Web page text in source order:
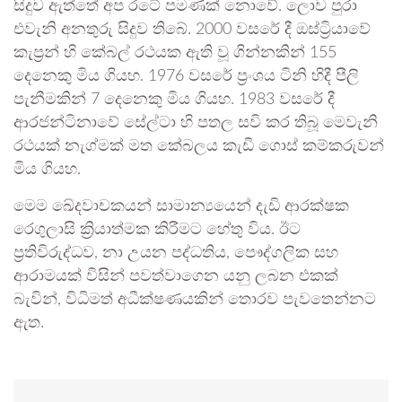
සිදුව ඇත්තේ අප රටේ පමණක් නොවේ. ලොව පුරා
එවැනි අනතුරු සිදුව තිබේ. 2000 වසරේ දී ඔස්ට්‍රියාවේ
කැප්‍රන් හි කේබල් රථයක ඇති වූ ගින්නකින් 155
දෙනෙකු මිය ගියහ. 1976 වසරේ ප්‍රංශය ටිනි හිදී පීලි
පැනීමකින් 7 දෙනෙකු මිය ගියහ. 1983 වසරේ දී
ආරජන්ටිනාවේ සේල්ටා හි පතල සවි කර තිබූ මෙවැනි
රථයක් නැග්මක් මත කේබලය කැඩී ගොස් කම්කරුවන්
මිය ගියහ.
මෙම ඛේදවාචකයන් සාමාන්‍යයෙන් දැඩි ආරක්ෂක
රෙගුලාසි ක්‍රියාත්මක කිරීමට හේතු විය. ඊට
ප්‍රතිවිරුද්ධව, නා උයන පද්ධතිය, පෞද්ගලික සහ
ආරාමයක් විසින් පවත්වාගෙන යනු ලබන එකක්
බැවින්, විධිමත් අධීක්ෂණයකින් තොරව පැවතෙන්නට
ඇත.